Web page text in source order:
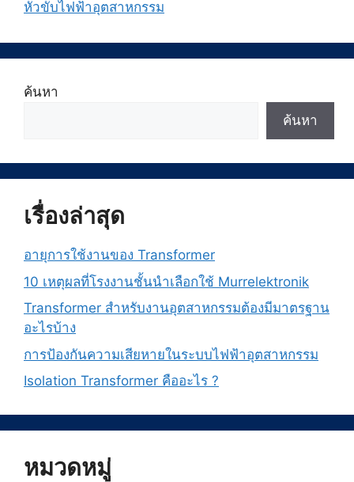
หัวขับไฟฟ้าอุตสาหกรรม
ค้นหา
ค้นหา
เรื่องล่าสุด
อายุการใช้งานของ Transformer
10 เหตุผลที่โรงงานชั้นนำเลือกใช้ Murrelektronik
Transformer สำหรับงานอุตสาหกรรมต้องมีมาตรฐาน
อะไรบ้าง
การป้องกันความเสียหายในระบบไฟฟ้าอุตสาหกรรม
Isolation Transformer คืออะไร ?
หมวดหมู่